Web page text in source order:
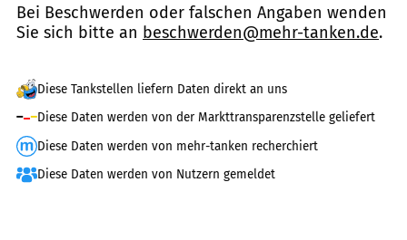
Bei Beschwerden oder falschen Angaben wenden
Sie sich bitte an beschwerden@mehr-tanken.de.
Diese Tankstellen liefern Daten direkt an uns
Diese Daten werden von der Markttransparenzstelle geliefert
Diese Daten werden von mehr-tanken recherchiert
Diese Daten werden von Nutzern gemeldet